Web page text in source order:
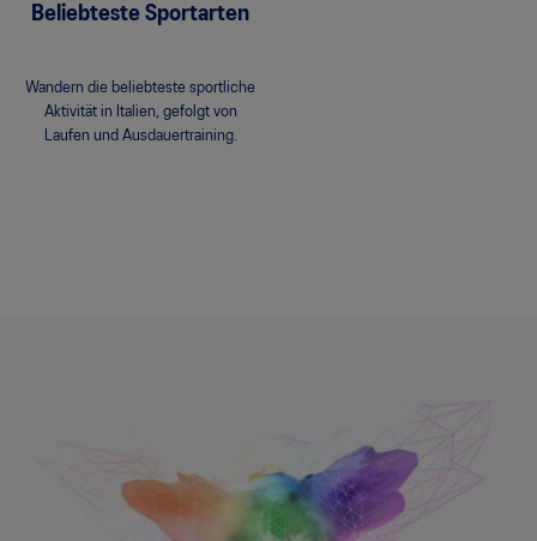
Beliebteste Sportarten
Wandern die beliebteste sportliche
Aktivität in Italien, gefolgt von
Laufen und Ausdauertraining.